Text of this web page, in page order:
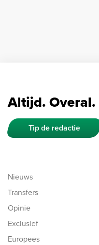
Altijd. Overal.
Tip de redactie
Nieuws
Transfers
Opinie
Exclusief
Europees